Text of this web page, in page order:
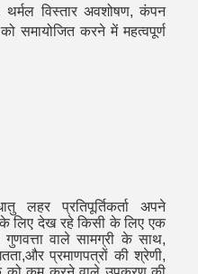
विस्तार अवशोषण, कंपन
समायोजित करने में महत्वपूर्ण
लहर प्रतिपूर्तिकर्ता अपने
लिए देख रहे किसी के लिए एक
वाले सामग्री के साथ,
प्रमाणपत्रों की श्रेणी,